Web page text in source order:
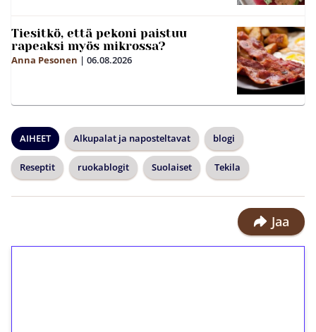
Tiesitkö, että pekoni paistuu
rapeaksi myös mikrossa?
Anna Pesonen | 06.08.2026
AIHEET Alkupalat ja naposteltavat blogi
Reseptit ruokablogit Suolaiset Tekila
Jaa